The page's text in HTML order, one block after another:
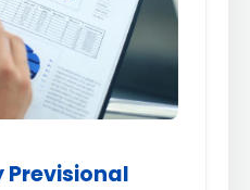
Previsional